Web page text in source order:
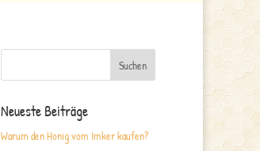
Neueste Beiträge
Warum den Honig vom Imker kaufen?